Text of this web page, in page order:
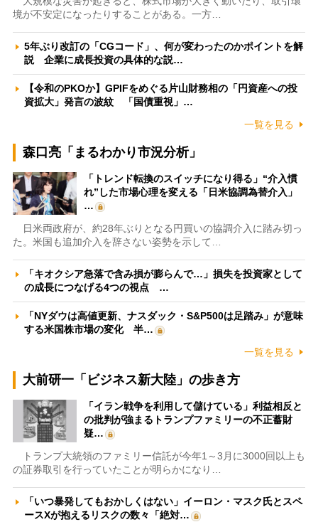
境が不安定になったりすることがある。一方…
5年ぶり改訂の「CGコード」、何が変わったのかポイントを解
説 企業に成長投資の具体的な説…
【令和のPKOか】GPIFをめぐる片山財務相の「円資産への投
資拡大」発言の波紋 「国債重視」…
一覧を見る
森口亮「まるわかり市況分析」
「トレンド転換のスイッチになり得る」“介入慣
れ”した市場心理を変える「日米協調為替介入」
…
日米両政府が、約28年ぶりとなる円買いの協調介入に踏み切っ
た。米国も追加介入を辞さない姿勢を示して…
「キオクシア急落で含み損が膨らんで…」損失を投資家として
の成長につなげる4つの視点 …
「NYダウは高値更新、ナスダック・S&P500は足踏み」が意味
する米国株市場の変化 半…
一覧を見る
大前研一「ビジネス新大陸」の歩き方
「イラン戦争を利用して儲けている」利益相反と
の批判が強まるトランプファミリーの不正蓄財
疑…
トランプ大統領のファミリー信託が今年1～3月に3000回以上も
の証券取引を行っていたことが明らかになり…
「いつ暴発してもおかしくはない」イーロン・マスク氏とスペ
ースXが抱えるリスクの数々「絶対…